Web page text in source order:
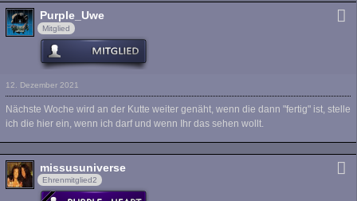
Purple_Uwe
Mitglied
12. Dezember 2021
Nächste Woche wird an der Kutte weiter genäht, wenn die dann "fertig" ist, stelle
ich die hier ein, wenn ich darf und wenn Ihr das sehen wollt.
missusuniverse
Ehrenmitglied2